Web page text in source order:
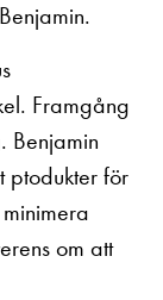
Framgång
Benjamin
ptodukter för
om att